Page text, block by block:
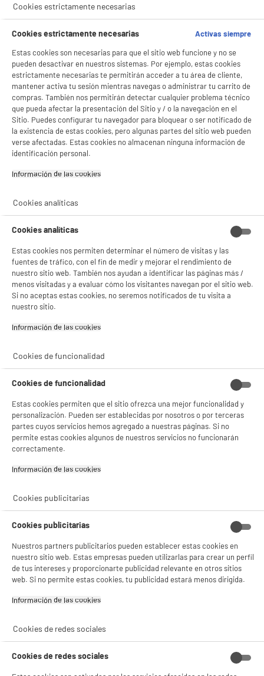
4€98
Comprados juntos habitualmente
Cristal Templado
DANEW KONNECT 556
4
Carcasa DANEW
KONNECT 556
Total Price :
Características
Marca
Tipo de producto
Plus produit balisage 100% PRECIOS BAJOS
Peso neto
Nombre del fabricante,
nombre de la empresa o marca
registrada
DANEW
Dirección de envio
correo electrónico
Código del artículo
Rechazar todas
BIENVENIDO a ELECTRO
y sus socios utilizan cookies que procesan tus datos personales para:
- compartir contenido adaptado a tus preferencias
- ofrecer publicidad y comunicaciones personalizadas
- facilitar el intercambio de contenido en las redes sociales
- analizar el tráfico en nuestro sitio web Consulta la política de cookies.
Consulta la política de cookies..
Si aceptas, la experiencia será aún mejor. Si no acepta, se utilizarán cookies
estadísticas anónimas basadas en tu navegación. Puedes oponerte a su uso
gestionando sus cookies.
¡Buena visita!
✔ ACEPTAR TODAS
Cookies estrictamente necesarias
Cookies estrictamente necesarias
Activas siempre
Estas cookies son necesarias para que el sitio web funcione y no se
pueden desactivar en nuestros sistemas. Por ejemplo, estas cookies
estrictamente necesarias te permitirán acceder a tu área de cliente,
mantener activa tu sesión mientras navegas o administrar tu carrito de
compras. También nos permitirán detectar cualquier problema técnico
que pueda afectar la presentación del Sitio y / o la navegación en el
Sitio. Puedes configurar tu navegador para bloquear o ser notificado de
la existencia de estas cookies, pero algunas partes del sitio web pueden
verse afectadas. Estas cookies no almacenan ninguna información de
identificación personal.
Información de las cookies‎
Cookies analíticas
Cookies analíticas
Estas cookies nos permiten determinar el número de visitas y las
fuentes de tráfico, con el fin de medir y mejorar el rendimiento de
nuestro sitio web. También nos ayudan a identificar las páginas más /
menos visitadas y a evaluar cómo los visitantes navegan por el sitio web.
Si no aceptas estas cookies, no seremos notificados de tu visita a
nuestro sitio.
Información de las cookies‎
Cookies de funcionalidad
Cookies de funcionalidad
Estas cookies permiten que el sitio ofrezca una mejor funcionalidad y
personalización. Pueden ser establecidas por nosotros o por terceras
partes cuyos servicios hemos agregado a nuestras páginas. Si no
permite estas cookies algunos de nuestros servicios no funcionarán
correctamente.
Información de las cookies‎
Cookies publicitarias
Cookies publicitarias
Nuestros partners publicitarios pueden establecer estas cookies en
nuestro sitio web. Estas empresas pueden utilizarlas para crear un perfil
de tus intereses y proporcionarte publicidad relevante en otros sitios
web. Si no permite estas cookies, tu publicidad estará menos dirigida.
Información de las cookies‎
Cookies de redes sociales
Cookies de redes sociales